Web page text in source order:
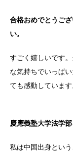
合格おめでとうご
い。
すごく嬉しいです
な気持ちでいっぱ
ても感動しています
慶應義塾大学法学
私は中国出身とい